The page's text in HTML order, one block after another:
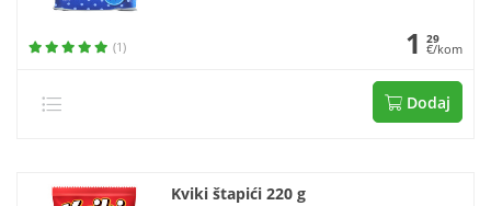
(1) 1 29
€/kom
Dodaj
Kviki štapići 220 g